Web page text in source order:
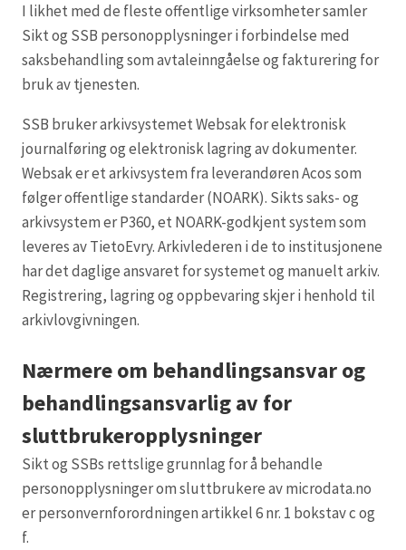
I likhet med de fleste offentlige virksomheter samler
Sikt og SSB personopplysninger i forbindelse med
saksbehandling som avtaleinngåelse og fakturering for
bruk av tjenesten.
SSB bruker arkivsystemet Websak for elektronisk
journalføring og elektronisk lagring av dokumenter.
Websak er et arkivsystem fra leverandøren Acos som
følger offentlige standarder (NOARK). Sikts saks- og
arkivsystem er P360, et NOARK-godkjent system som
leveres av TietoEvry. Arkivlederen i de to institusjonene
har det daglige ansvaret for systemet og manuelt arkiv.
Registrering, lagring og oppbevaring skjer i henhold til
arkivlovgivningen.
Nærmere om behandlingsansvar og
behandlingsansvarlig av for
sluttbrukeropplysninger
Sikt og SSBs rettslige grunnlag for å behandle
personopplysninger om sluttbrukere av microdata.no
er personvernforordningen artikkel 6 nr. 1 bokstav c og
f.